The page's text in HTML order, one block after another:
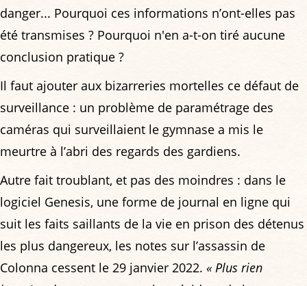
danger... Pourquoi ces informations n’ont-elles pas
été transmises ? Pourquoi n'en a-t-on tiré aucune
conclusion pratique ?
Il faut ajouter aux bizarreries mortelles ce défaut de
surveillance : un problème de paramétrage des
caméras qui surveillaient le gymnase a mis le
meurtre à l’abri des regards des gardiens.
Autre fait troublant, et pas des moindres : dans le
logiciel Genesis, une forme de journal en ligne qui
suit les faits saillants de la vie en prison des détenus
les plus dangereux, les notes sur l’assassin de
Colonna cessent le 29 janvier 2022. « Plus rien